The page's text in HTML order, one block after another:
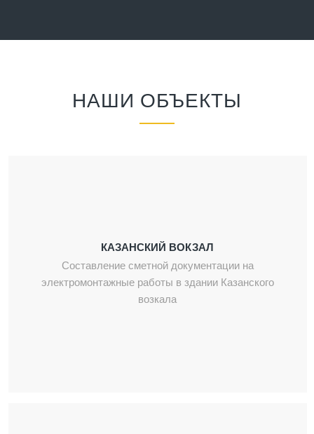
НАШИ ОБЪЕКТЫ
КАЗАНСКИЙ ВОКЗАЛ
Составление сметной документации на
электромонтажные работы в здании Казанского
возкала